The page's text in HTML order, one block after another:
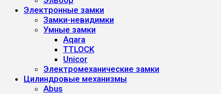
Электронные замки
Замки-невидимки
Умные замки
Aqara
TTLOCK
Unicor
Электромеханические замки
Цилиндровые механизмы
Abus